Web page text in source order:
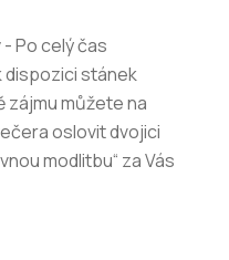
- Po celý čas
stánek
zájmu můžete na
oslovit dvojici
modlitbu“ za Vás